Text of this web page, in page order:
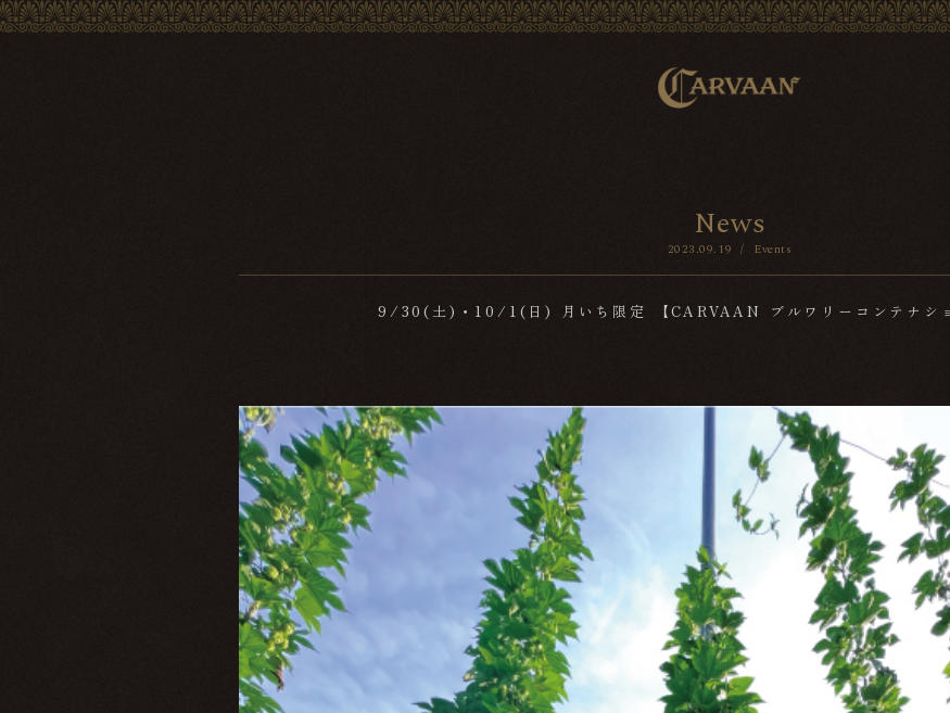
News
2023.09.19 / Events
9/30(土)・10/1(日) 月いち限定 【CARVAAN ブルワリーコンテナシ